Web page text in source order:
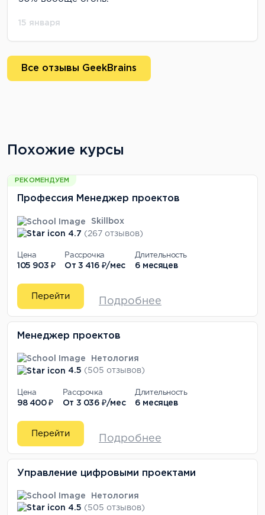
15 января
Все отзывы GeekBrains
Похожие курсы
РЕКОМЕНДУЕМ
Профессия Менеджер проектов
Skillbox
4.7 (267 отзывов)
Цена
105 903 ₽
Рассрочка
От 3 416 ₽/мес
Длительность
6 месяцев
Перейти
Подробнее
Менеджер проектов
Нетология
4.5 (505 отзывов)
Цена
98 400 ₽
Рассрочка
От 3 036 ₽/мес
Длительность
6 месяцев
Перейти
Подробнее
Управление цифровыми проектами
Нетология
4.5 (505 отзывов)